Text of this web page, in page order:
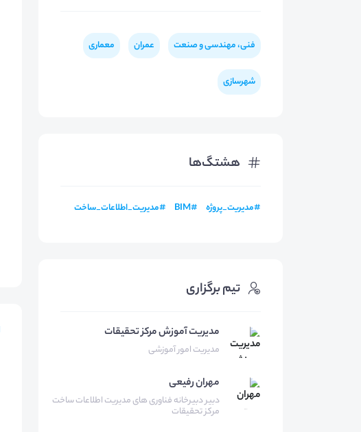
فنی، مهندسی و صنعت عمران معماری
شهرسازی
هشتگ‌ها
#مدیریت_پروژه #
BIM
#مدیریت_اطلاعات_ساخت
تیم برگزاری
مدیریت آموزش مرکز تحقیقات
مدیریت امور آموزشی
مهرانرفیعی
دبیر دبیرخانه فناوری های مدیریت اطلاعات ساخت
مرکز تحقیقات